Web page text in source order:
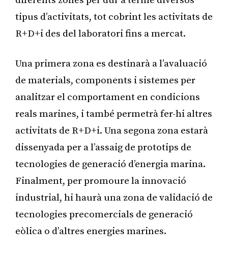
tipus d’activitats, tot cobrint les activitats de
R+D+i des del laboratori fins a mercat.
Una primera zona es destinarà a l’avaluació
de materials, components i sistemes per
analitzar el comportament en condicions
reals marines, i també permetrà fer-hi altres
activitats de R+D+i. Una segona zona estarà
dissenyada per a l’assaig de prototips de
tecnologies de generació d’energia marina.
Finalment, per promoure la innovació
industrial, hi haurà una zona de validació de
tecnologies precomercials de generació
eòlica o d’altres energies marines.